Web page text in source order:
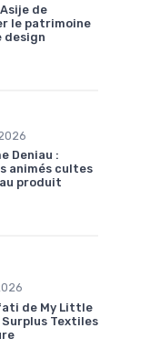
de
le patrimoine
design
Deniau :
animés cultes
produit
de My Little
Surplus Textiles